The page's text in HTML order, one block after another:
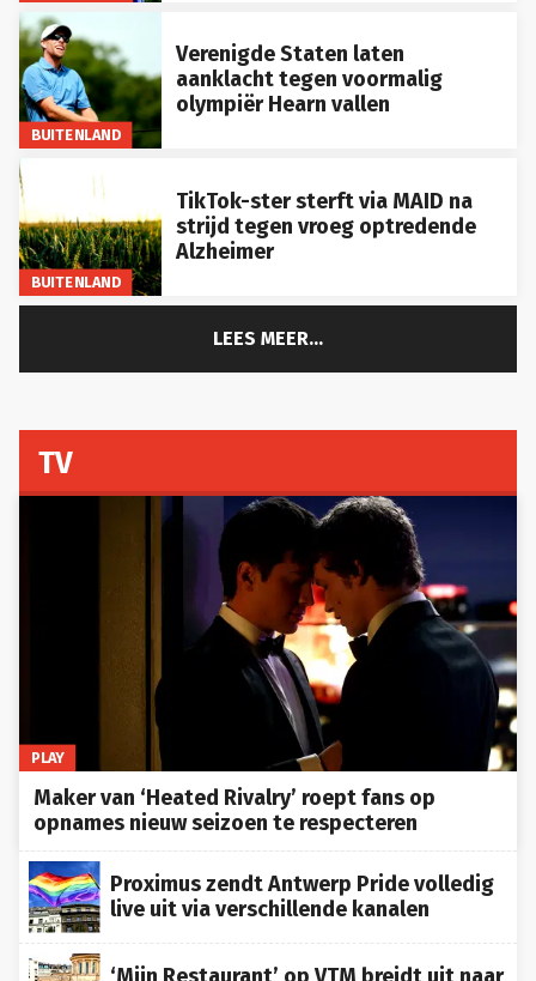
BUITENLAND
Verenigde Staten laten
aanklacht tegen voormalig
olympiër Hearn vallen
BUITENLAND
TikTok-ster sterft via MAID na
strijd tegen vroeg optredende
Alzheimer
LEES MEER...
TV
PLAY
Maker van ‘Heated Rivalry’ roept fans op
opnames nieuw seizoen te respecteren
Proximus zendt Antwerp Pride volledig
live uit via verschillende kanalen